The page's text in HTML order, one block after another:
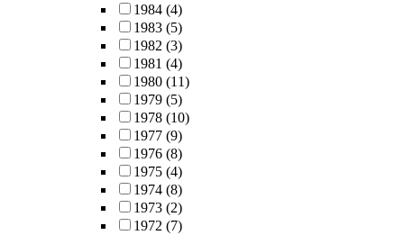
1984 (4)
1983 (5)
1982 (3)
1981 (4)
1980 (11)
1979 (5)
1978 (10)
1977 (9)
1976 (8)
1975 (4)
1974 (8)
1973 (2)
1972 (7)